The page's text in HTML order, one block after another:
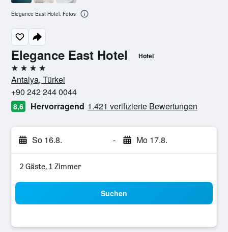
Elegance East Hotel Hotel
4 Sterne
Antalya, Türkei
+90 242 244 0044
8,6 Hervorragend 1.421 verifizierte Bewertungen
So 16.8. - Mo 17.8.
2 Gäste, 1 Zimmer
Suchen
Elegance East Hotel: Fotos